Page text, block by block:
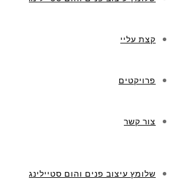
קצת עליי
פרויקטים
צור קשר
שלומץ עיצוב פנים והום סטיילינג